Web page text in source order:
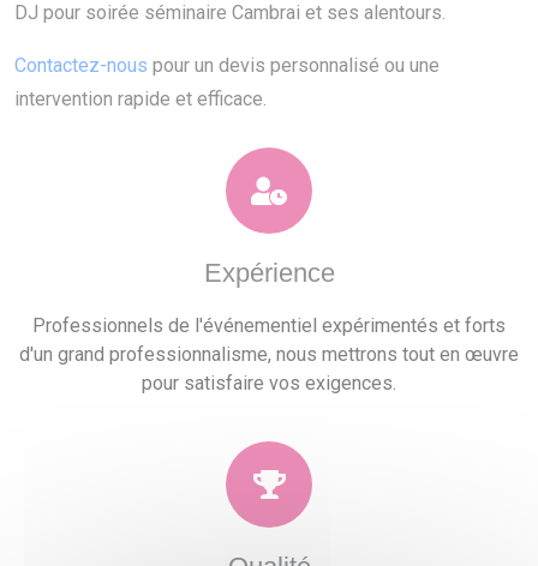
DJ pour soirée séminaire Cambrai et ses alentours.
Contactez-nous pour un devis personnalisé ou une
intervention rapide et efficace.
Expérience
Professionnels de l'événementiel expérimentés et forts
d'un grand professionnalisme, nous mettrons tout en œuvre
pour satisfaire vos exigences.